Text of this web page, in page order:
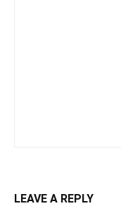
LEAVE A REPLY